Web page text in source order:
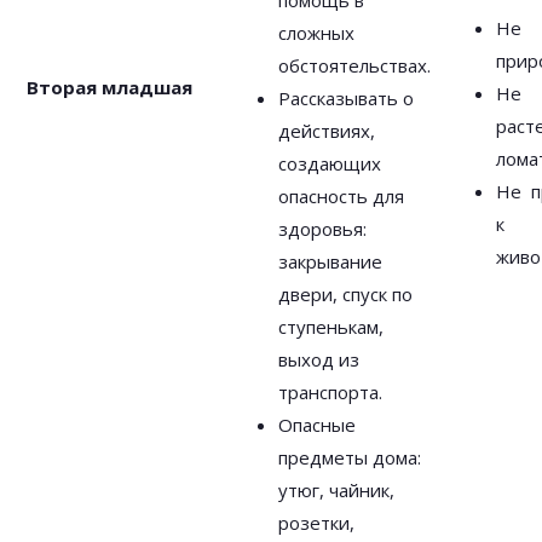
Вторая младшая
сложных
обстоятельствах.
Рассказывать о
действиях,
создающих
опасность для
здоровья:
закрывание
двери, спуск по
ступенькам,
выход из
транспорта.
Опасные
предметы дома:
утюг, чайник,
розетки,
Не
Не
Не
к